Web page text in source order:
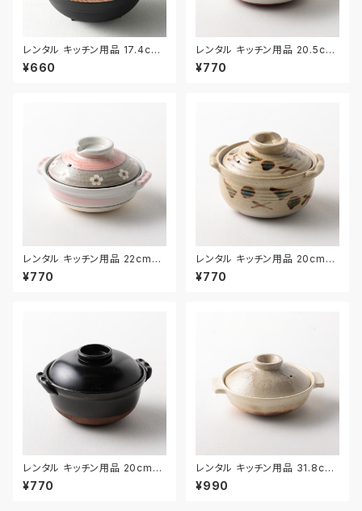
レンタル キッチン用品 17.4cm
｜KIW031
¥660
レンタル キッチン用品 20.5cm
｜KIW024
¥770
レンタル キッチン用品 22cm｜
KIW025
¥770
レンタル キッチン用品 20cm｜
KIW027
¥770
レンタル キッチン用品 20cm｜
KIW028
¥770
レンタル キッチン用品 31.8cm
｜KIW016
¥990